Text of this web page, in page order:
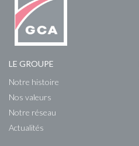
LE GROUPE
Notre histoire
Nos valeurs
Notre réseau
Actualités